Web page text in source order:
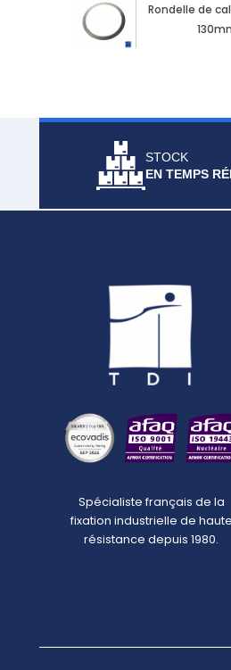
Rondelle de
STOCK
EN TEMPS
Spécialiste français de la
fixation industrielle de haute
résistance depuis 1980.